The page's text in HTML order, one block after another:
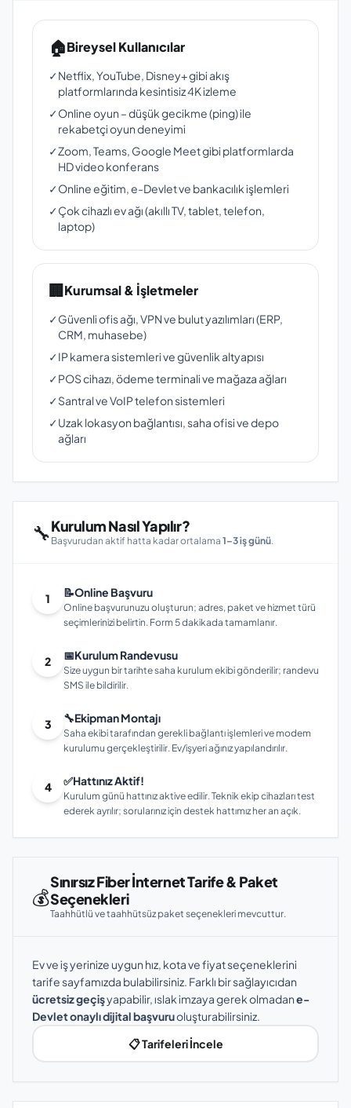
🏠Bireysel Kullanıcılar
✓Netflix, YouTube, Disney+ gibi akış
platformlarında kesintisiz 4K izleme
✓Online oyun – düşük gecikme (ping) ile
rekabetçi oyun deneyimi
✓Zoom, Teams, Google Meet gibi platformlarda
HD video konferans
✓Online eğitim, e-Devlet ve bankacılık işlemleri
✓Çok cihazlı ev ağı (akıllı TV, tablet, telefon,
laptop)
🏢Kurumsal & İşletmeler
✓Güvenli ofis ağı, VPN ve bulut yazılımları (ERP,
CRM, muhasebe)
✓IP kamera sistemleri ve güvenlik altyapısı
✓POS cihazı, ödeme terminali ve mağaza ağları
✓Santral ve VoIP telefon sistemleri
✓Uzak lokasyon bağlantısı, saha ofisi ve depo
ağları
🔧Kurulum Nasıl Yapılır?
Başvurudan aktif hatta kadar ortalama 1–3 iş günü.
1 📝Online Başvuru
Online başvurunuzu oluşturun; adres, paket ve hizmet türü
seçimlerinizi belirtin. Form 5 dakikada tamamlanır.
2 📅Kurulum Randevusu
Size uygun bir tarihte saha kurulum ekibi gönderilir; randevu
SMS ile bildirilir.
3 🔧Ekipman Montajı
Saha ekibi tarafından gerekli bağlantı işlemleri ve modem
kurulumu gerçekleştirilir. Ev/işyeri ağınız yapılandırılır.
4 ✅Hattınız Aktif!
Kurulum günü hattınız aktive edilir. Teknik ekip cihazları test
ederek ayrılır; sorularınız için destek hattımız her an açık.
💰
Sınırsız Fiber İnternet Tarife & Paket
Seçenekleri
Taahhütlü ve taahhütsüz paket seçenekleri mevcuttur.
Ev ve iş yerinize uygun hız, kota ve fiyat seçeneklerini
tarife sayfamızda bulabilirsiniz. Farklı bir sağlayıcıdan
ücretsiz geçişyapabilir, ıslak imzaya gerek olmadane-
Devlet onaylı dijital başvuruoluşturabilirsiniz.
📋 Tarifeleri İncele